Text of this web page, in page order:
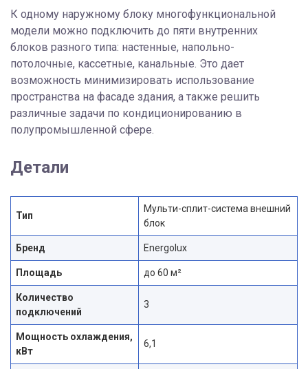
К одному наружному блоку многофункциональной
модели можно подключить до пяти внутренних
блоков разного типа: настенные, напольно-
потолочные, кассетные, канальные. Это дает
возможность минимизировать использование
пространства на фасаде здания, а также решить
различные задачи по кондиционированию в
полупромышленной сфере.
Детали
Тип
Мульти-сплит-система внешний
блок
Бренд Energolux
Площадь до 60 м²
Количество
подключений
3
Мощность охлаждения,
кВт
6,1